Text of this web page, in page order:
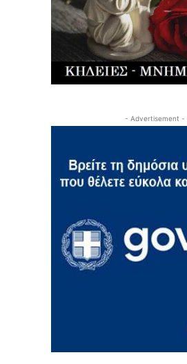
- Advertisement -